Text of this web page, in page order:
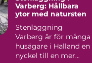
Varberg: Hållbara
ytor med natursten
Stenläggning
Varberg är för många
husägare i Halland en
nyckel till en mer...